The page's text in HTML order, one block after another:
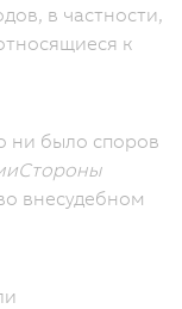
в частности,
к
ни было споров
Стороны
внесудебном